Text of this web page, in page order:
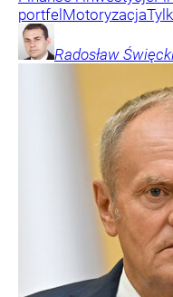
portfel Motoryzacja
Radosław